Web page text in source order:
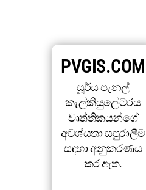
PVGIS.COM
සූර්ය පැනල්
කැල්කියුලේටරය
වෘත්තිකයන්ගේ
අවශ්යතා සපුරාලීම
සඳහා අනුකරණය
කර ඇත.